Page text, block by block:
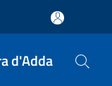
d'Adda